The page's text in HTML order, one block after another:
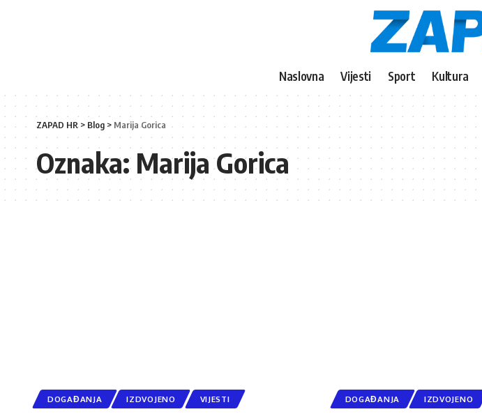
Naslovna Vijesti Sport Kultura
ZAPAD HR> Blog > Marija Gorica
Oznaka:Marija Gorica
DOGAĐANJA IZDVOJENO VIJESTI DOGAĐANJA IZDVOJENO